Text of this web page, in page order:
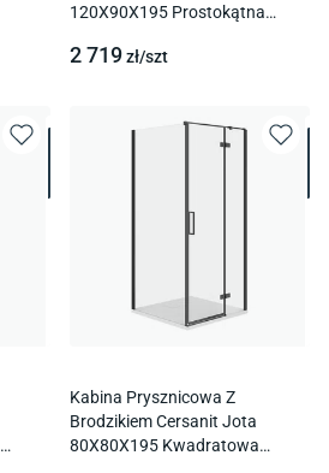
120X90X195 Prostokątna
Mat S601-403
2 719zł/szt
Kabina Prysznicowa Z
Brodzikiem Cersanit Jota
80X80X195 Kwadratowa